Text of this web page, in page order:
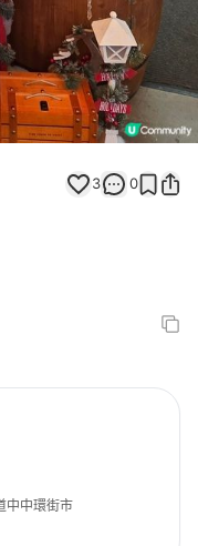
3 0
中中環街市